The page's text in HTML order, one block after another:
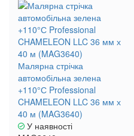
Малярна стрічка
автомобільна зелена
+110°С Professional
CHAMELEON LLC 36 мм х
40 м (MAG3640)
У наявності